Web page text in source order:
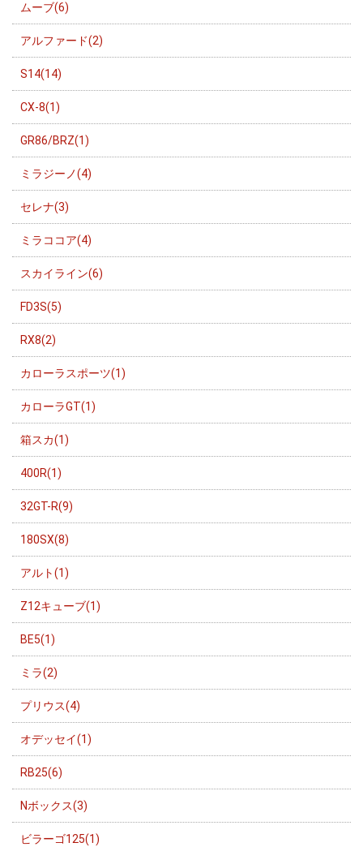
ムーブ(6)
アルファード(2)
S14(14)
CX-8(1)
GR86/BRZ(1)
ミラジーノ(4)
セレナ(3)
ミラココア(4)
スカイライン(6)
FD3S(5)
RX8(2)
カローラスポーツ(1)
カローラGT(1)
箱スカ(1)
400R(1)
32GT-R(9)
180SX(8)
アルト(1)
Z12キューブ(1)
BE5(1)
ミラ(2)
プリウス(4)
オデッセイ(1)
RB25(6)
Nボックス(3)
ビラーゴ125(1)